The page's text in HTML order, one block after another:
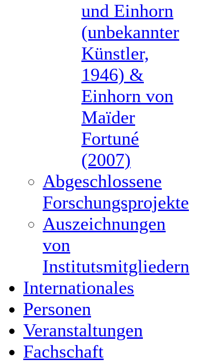
und Einhorn
(unbekannter
Künstler,
1946) &
Einhorn von
Maïder
Fortuné
(2007)
Abgeschlossene
Forschungsprojekte
Auszeichnungen
von
Institutsmitgliedern
Internationales
Personen
Veranstaltungen
Fachschaft